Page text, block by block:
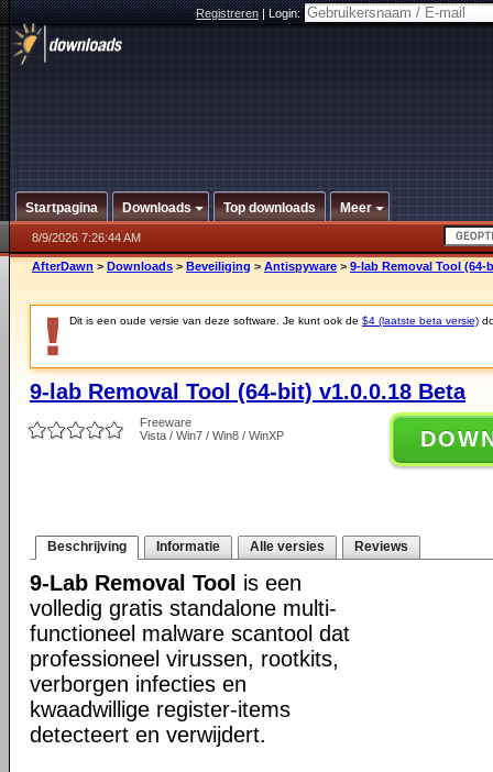
Registreren|Login:
Startpagina Downloads Top downloads Meer
8/9/2026 7:26:44 AM
AfterDawn > Downloads > Beveiliging > Antispyware > 9-lab Removal Tool (64-
Dit is een oude versie van deze software. Je kunt ook de $4 (laatste beta versie)
9-lab Removal Tool (64-bit) v1.0.0.18 Beta
Freeware
Vista / Win7 / Win8 / WinXP
Beschrijving Informatie Alle versies Reviews
9-Lab Removal Tool is een
volledig gratis standalone multi-
functioneel malware scantool dat
professioneel virussen, rootkits,
verborgen infecties en
kwaadwillige register-items
detecteert en verwijdert.